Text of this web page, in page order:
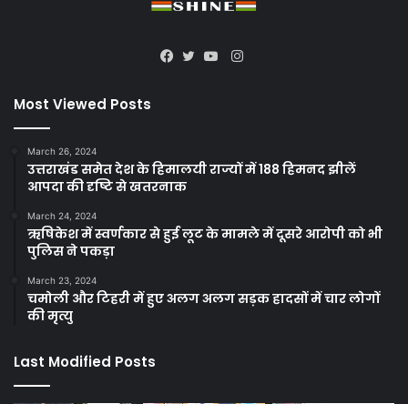
Instagram
Most Viewed Posts
March 26, 2024
उत्तराखंड समेत देश के हिमालयी राज्यों में 188 हिमनद झीलें
आपदा की दृष्टि से खतरनाक
March 24, 2024
ऋषिकेश में स्वर्णकार से हुई लूट के मामले में दूसरे आरोपी को भी
पुलिस ने पकड़ा
March 23, 2024
चमोली और टिहरी में हुए अलग अलग सड़क हादसों में चार लोगों
की मृत्यु
Last Modified Posts